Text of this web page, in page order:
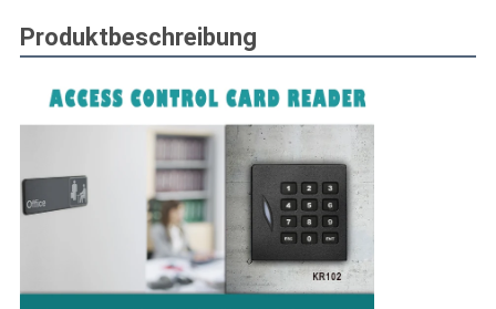
Produktbeschreibung